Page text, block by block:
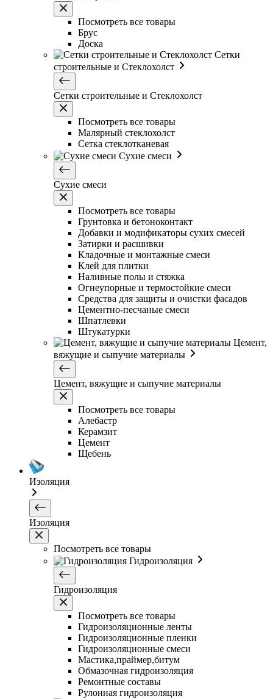
Посмотреть все товары
Брус
Доска
Сетки
строительные и Стеклохолст
Сетки строительные и Стеклохолст
Посмотреть все товары
Малярный стеклохолст
Сетка стеклотканевая
Сухие смеси
Сухие смеси
Посмотреть все товары
Грунтовка и бетоноконтакт
Добавки и модификаторы сухих смесей
Затирки и расшивки
Кладочные и монтажные смеси
Клей для плитки
Наливные полы и стяжка
Огнеупорные и термостойкие смеси
Средства для защиты и очистки фасадов
Цементно-песчаные смеси
Шпатлевки
Штукатурки
Цемент,
вяжущие и сыпучие материалы
Цемент, вяжущие и сыпучие материалы
Посмотреть все товары
Алебастр
Керамзит
Цемент
Щебень
Изоляция
Изоляция
Посмотреть все товары
Гидроизоляция
Гидроизоляция
Посмотреть все товары
Гидроизоляционные ленты
Гидроизоляционные пленки
Гидроизоляционные смеси
Мастика,праймер,битум
Обмазочная гидроизоляция
Ремонтные составы
Рулонная гидроизоляция